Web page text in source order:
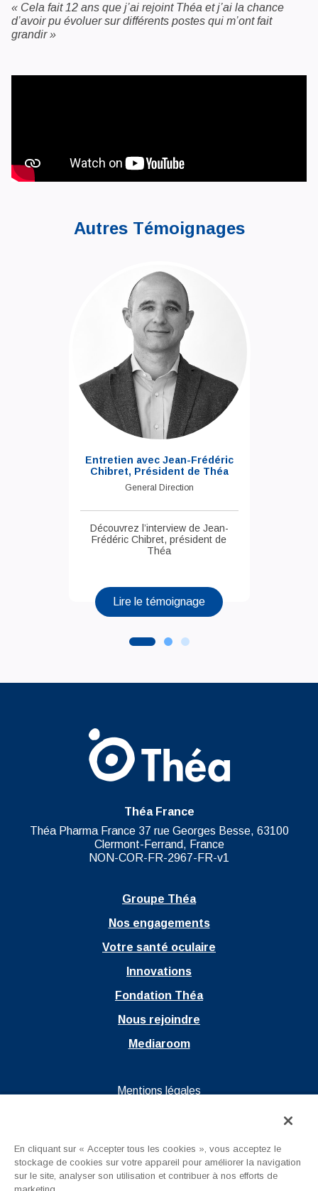
« Cela fait 12 ans que j’ai rejoint Théa et j’ai la chance
d’avoir pu évoluer sur différents postes qui m’ont fait
grandir »
Autres Témoignages
Entretien avec Jean-Frédéric
Chibret, Président de Théa
General Direction
Découvrez l’interview de Jean-
Frédéric Chibret, président de
Théa
Lire le témoignage
Théa France
Théa Pharma France 37 rue Georges Besse, 63100
Clermont-Ferrand, France
NON-COR-FR-2967-FR-v1
Groupe Théa
Nos engagements
Votre santé oculaire
Innovations
Fondation Théa
Nous rejoindre
Mediaroom
Ouvrir dans un nouvel onglet
Mentions légales
Nous contacter
En cliquant sur « Accepter tous les cookies », vous acceptez le
stockage de cookies sur votre appareil pour améliorer la navigation
sur le site, analyser son utilisation et contribuer à nos efforts de